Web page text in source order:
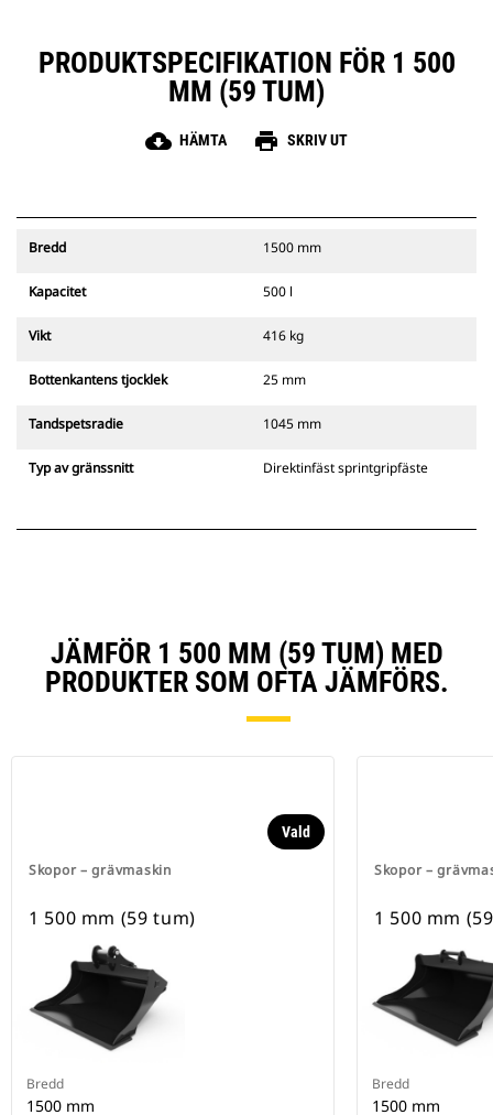
PRODUKTSPECIFIKATION FÖR 1 500
MM (59 TUM)
cloud_download HÄMTA print SKRIV UT
Bredd 1500 mm
Kapacitet 500 l
Vikt 416 kg
Bottenkantens tjocklek 25 mm
Tandspetsradie 1045 mm
Typ av gränssnitt Direktinfäst sprintgripfäste
JÄMFÖR 1 500 MM (59 TUM) MED
PRODUKTER SOM OFTA JÄMFÖRS.
Skopor – grävmaskin
Vald
1 500 mm (59 tum)
Bredd
1500 mm
Skopor –
1 500 mm
Bredd
1500 mm